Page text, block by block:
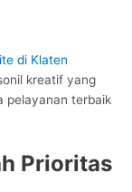
di Klaten
kreatif yang
pelayanan terbaik
Prioritas